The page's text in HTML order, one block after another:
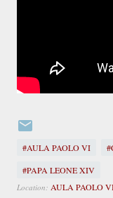
#AULA PAOLO VI
#PAPA LEONE XIV
Location: AULA PAOLO